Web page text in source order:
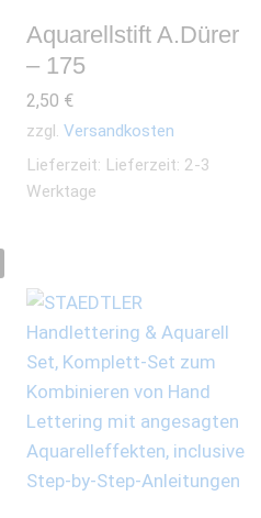
Aquarellstift A.Dürer
– 175
2,50 €
zzgl. Versandkosten
Lieferzeit: Lieferzeit: 2-3
Werktage